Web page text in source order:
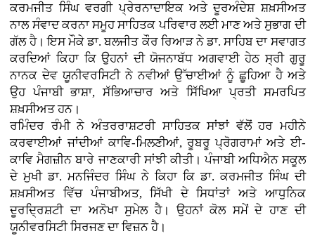
ਕਰਮਜੀਤ ਸਿੰਘ ਵਰਗੀ ਪ੍ਰੇਰਨਾਦਾਇਕ ਅਤੇ ਦੂਰਅੰਦੇਸ਼ ਸ਼ਖ਼ਸੀਅਤ
ਨਾਲ ਸੰਵਾਦ ਕਰਨਾ ਸਮੂਹ ਸਾਹਿਤਕ ਪਰਿਵਾਰ ਲਈ ਮਾਣ ਅਤੇ ਸੁਭਾਗ ਦੀ
ਗੱਲ ਹੈ। ਇਸ ਮੌਕੇ ਡਾ. ਬਲਜੀਤ ਕੌਰ ਰਿਆੜ ਨੇ ਡਾ. ਸਾਹਿਬ ਦਾ ਸਵਾਗਤ
ਕਰਦਿਆਂ ਕਿਹਾ ਕਿ ਉਹਨਾਂ ਦੀ ਯੋਜਨਾਬੱਧ ਅਗਵਾਈ ਹੇਠ ਸ੍ਰੀ ਗੁਰੂ
ਨਾਨਕ ਦੇਵ ਯੂਨੀਵਰਸਿਟੀ ਨੇ ਨਵੀਆਂ ਉੱਚਾਈਆਂ ਨੂੰ ਛੂਹਿਆ ਹੈ ਅਤੇ
ਉਹ ਪੰਜਾਬੀ ਭਾਸ਼ਾ, ਸੱਭਿਆਚਾਰ ਅਤੇ ਸਿੱਖਿਆ ਪ੍ਰਤੀ ਸਮਰਪਿਤ
ਸ਼ਖ਼ਸੀਅਤ ਹਨ।
ਰਮਿੰਦਰ ਰੰਮੀ ਨੇ ਅੰਤਰਰਾਸ਼ਟਰੀ ਸਾਹਿਤਕ ਸਾਂਝਾਂ ਵੱਲੋਂ ਹਰ ਮਹੀਨੇ
ਕਰਵਾਈਆਂ ਜਾਂਦੀਆਂ ਕਾਵਿ-ਮਿਲਣੀਆਂ, ਰੂਬਰੂ ਪ੍ਰੋਗਰਾਮਾਂ ਅਤੇ ਈ-
ਕਾਵਿ ਮੈਗਜ਼ੀਨ ਬਾਰੇ ਜਾਣਕਾਰੀ ਸਾਂਝੀ ਕੀਤੀ। ਪੰਜਾਬੀ ਅਧਿਐਨ ਸਕੂਲ
ਦੇ ਮੁਖੀ ਡਾ. ਮਨਜਿੰਦਰ ਸਿੰਘ ਨੇ ਕਿਹਾ ਕਿ ਡਾ. ਕਰਮਜੀਤ ਸਿੰਘ ਦੀ
ਸ਼ਖ਼ਸੀਅਤ ਵਿੱਚ ਪੰਜਾਬੀਅਤ, ਸਿੱਖੀ ਦੇ ਸਿਧਾਂਤਾਂ ਅਤੇ ਆਧੁਨਿਕ
ਦੂਰਦ੍ਰਿਸ਼ਟੀ ਦਾ ਅਨੋਖਾ ਸੁਮੇਲ ਹੈ। ਉਹਨਾਂ ਕੋਲ ਸਮੇਂ ਦੇ ਹਾਣ ਦੀ
ਯੂਨੀਵਰਸਿਟੀ ਸਿਰਜਣ ਦਾ ਵਿਜ਼ਨ ਹੈ।